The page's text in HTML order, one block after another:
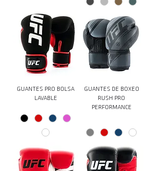
GUANTES PRO BOLSA
LAVABLE
GUANTES DE BOXEO
RUSH PRO
PERFORMANCE